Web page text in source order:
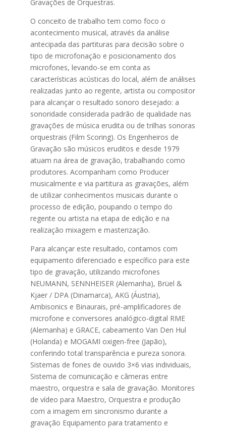
Gravações de Orquestras.
O conceito de trabalho tem como foco o
acontecimento musical, através da análise
antecipada das partituras para decisão sobre o
tipo de microfonação e posicionamento dos
microfones, levando-se em conta as
características acústicas do local, além de análises
realizadas junto ao regente, artista ou compositor
para alcançar o resultado sonoro desejado: a
sonoridade considerada padrão de qualidade nas
gravações de música erudita ou de trilhas sonoras
orquestrais (Film Scoring). Os Engenheiros de
Gravação são músicos eruditos e desde 1979
atuam na área de gravação, trabalhando como
produtores. Acompanham como Producer
musicalmente e via partitura as gravações, além
de utilizar conhecimentos musicais durante o
processo de edição, poupando o tempo do
regente ou artista na etapa de edição e na
realização mixagem e masterização.
Para alcançar este resultado, contamos com
equipamento diferenciado e específico para este
tipo de gravação, utilizando microfones
NEUMANN, SENNHEISER (Alemanha), Brüel &
Kjaer / DPA (Dinamarca), AKG (Áustria),
Ambisonics e Binaurais, pré-amplificadores de
microfone e conversores analógico-digital RME
(Alemanha) e GRACE, cabeamento Van Den Hul
(Holanda) e MOGAMI oxigen-free (Japão),
conferindo total transparência e pureza sonora.
Sistemas de fones de ouvido 3×6 vias individuais,
Sistema de comunicação e câmeras entre
maestro, orquestra e sala de gravação. Monitores
de vídeo para Maestro, Orquestra e produção
com a imagem em sincronismo durante a
gravação Equipamento para tratamento e